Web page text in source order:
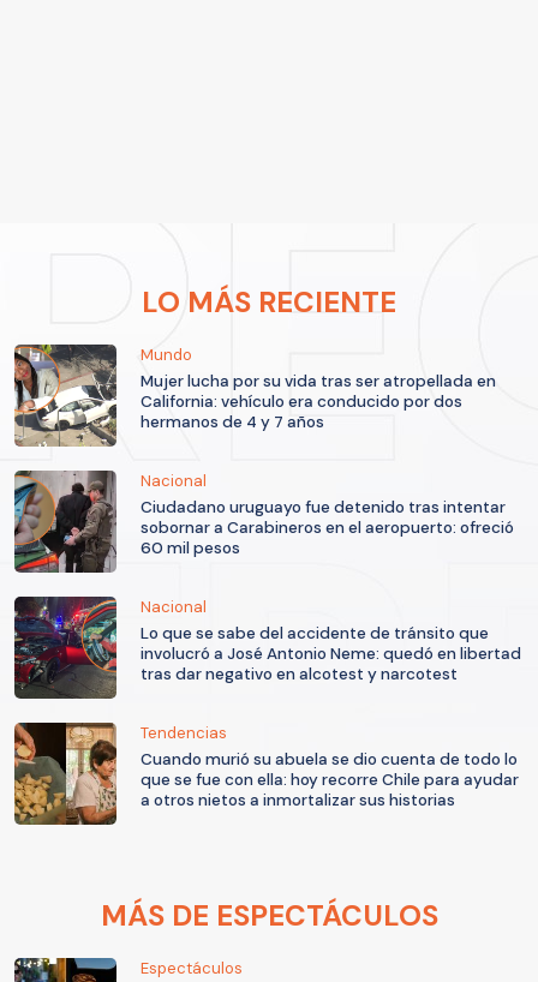
LO MÁS RECIENTE
Mundo
Mujer lucha por su vida tras ser atropellada en
California: vehículo era conducido por dos
hermanos de 4 y 7 años
Nacional
Ciudadano uruguayo fue detenido tras intentar
sobornar a Carabineros en el aeropuerto: ofreció
60 mil pesos
Nacional
Lo que se sabe del accidente de tránsito que
involucró a José Antonio Neme: quedó en libertad
tras dar negativo en alcotest y narcotest
Tendencias
Cuando murió su abuela se dio cuenta de todo lo
que se fue con ella: hoy recorre Chile para ayudar
a otros nietos a inmortalizar sus historias
MÁS DE ESPECTÁCULOS
Espectáculos